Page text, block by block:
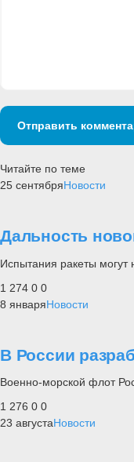
Отправить
Читайте по теме
25 сентябряНовости
Дальность
Испытания ракеты могут
1 274 0 0
8 январяНовости
В России
Военно-морской флот
1 276 0 0
23 августаНовости